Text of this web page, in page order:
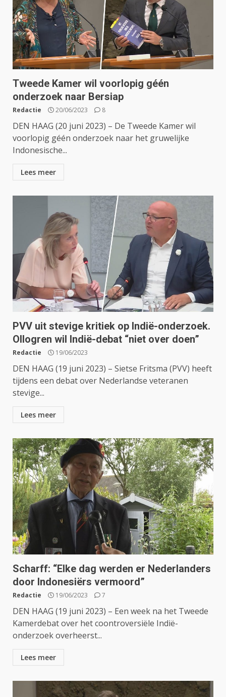
Tweede Kamer wil voorlopig géén
onderzoek naar Bersiap
Redactie 20/06/2023 8
DEN HAAG (20 juni 2023) – De Tweede Kamer wil
voorlopig géén onderzoek naar het gruwelijke
Indonesische...
Lees meer
PVV uit stevige kritiek op Indië-onderzoek.
Ollogren wil Indië-debat “niet over doen”
Redactie 19/06/2023
DEN HAAG (19 juni 2023) – Sietse Fritsma (PVV) heeft
tijdens een debat over Nederlandse veteranen
stevige...
Lees meer
Scharff: “Elke dag werden er Nederlanders
door Indonesiërs vermoord”
Redactie 19/06/2023 7
DEN HAAG (19 juni 2023) – Een week na het Tweede
Kamerdebat over het coontroversiële Indië-
onderzoek overheerst...
Lees meer